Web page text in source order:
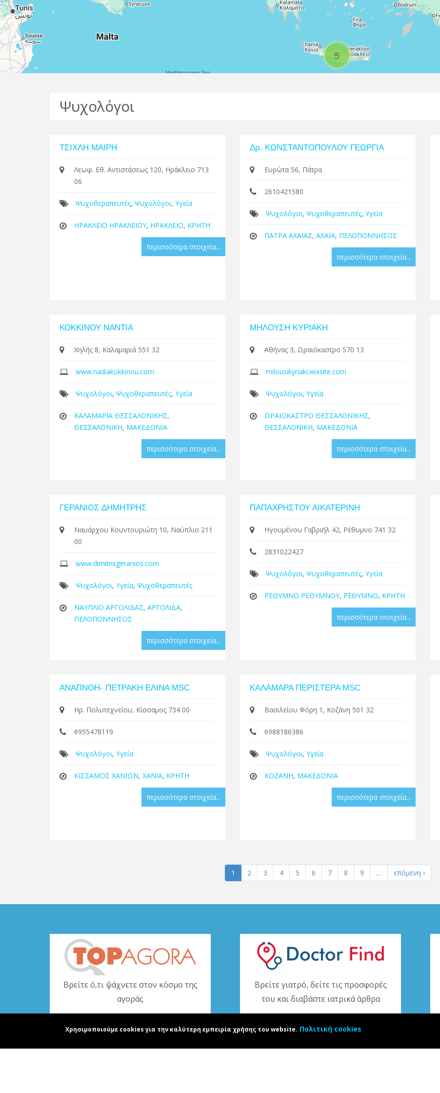
5
Ψυχολόγοι
ΤΣΙΧΛΗ ΜΑΙΡΗ
Λεωφ. Εθ. Αντιστάσεως 120, Ηράκλειο 713
06
Ψυχοθεραπευτές, Ψυχολόγοι, Υγεία
ΗΡΑΚΛΕΙΟ ΗΡΑΚΛΕΙΟΥ, ΗΡΑΚΛΕΙΟ, ΚΡΗΤΗ
περισσότερα στοιχεία...
Δρ. ΚΩΝΣΤΑΝΤΟΠΟΥΛΟΥ ΓΕΩΡΓΙΑ
Ευρώτα 56, Πάτρα
2610421580
Ψυχολόγοι, Ψυχοθεραπευτές, Υγεία
ΠΑΤΡΑ ΑΧΑΪΑΣ, ΑΧΑΪΑ, ΠΕΛΟΠΟΝΝΗΣΟΣ
περισσότερα στοιχεία...
ΚΟΚΚΙΝΟΥ ΝΑΝΤΙΑ
Χηλής 8, Καλαμαριά 551 32
www.nadiakokkinou.com
Ψυχολόγοι, Ψυχοθεραπευτές, Υγεία
ΚΑΛΑΜΑΡΙΑ ΘΕΣΣΑΛΟΝΙΚΗΣ,
ΘΕΣΣΑΛΟΝΙΚΗ, ΜΑΚΕΔΟΝΙΑ
περισσότερα στοιχεία...
ΜΗΛΟΥΣΗ ΚΥΡΙΑΚΗ
Αθήνας 3, Ωραιόκαστρο 570 13
milousikyriaki.wixsite.com
Ψυχολόγοι, Υγεία
ΩΡΑΙΟΚΑΣΤΡΟ ΘΕΣΣΑΛΟΝΙΚΗΣ,
ΘΕΣΣΑΛΟΝΙΚΗ, ΜΑΚΕΔΟΝΙΑ
περισσότερα στοιχεία...
ΓΕΡΑΝΙΟΣ ΔΗΜΗΤΡΗΣ
Ναυάρχου Κουντουριώτη 10, Ναύπλιο 211
00
www.dimitrisgeranios.com
Ψυχολόγοι, Υγεία, Ψυχοθεραπευτές
ΝΑΥΠΛΙΟ ΑΡΓΟΛΙΔΑΣ, ΑΡΓΟΛΙΔΑ,
ΠΕΛΟΠΟΝΝΗΣΟΣ
περισσότερα στοιχεία...
ΠΑΠΑΧΡΗΣΤΟΥ ΑΙΚΑΤΕΡΙΝΗ
Ηγουμένου Γαβριήλ 42, Ρέθυμνο 741 32
2831022427
Ψυχολόγοι, Ψυχοθεραπευτές, Υγεία
ΡΕΘΥΜΝΟ ΡΕΘΥΜΝΟΥ, ΡΕΘΥΜΝΟ, ΚΡΗΤΗ
περισσότερα στοιχεία...
ΑΝΑΠΝΟΗ- ΠΕΤΡΑΚΗ ΕΛΙΝΑ MSC
Ηρ. Πολυτεχνείου, Κίσσαμος 734 00
6955478119
Ψυχολόγοι, Υγεία
ΚΙΣΣΑΜΟΣ ΧΑΝΙΩΝ, ΧΑΝΙΑ, ΚΡΗΤΗ
περισσότερα στοιχεία...
ΚΑΛΑΜΑΡΑ ΠΕΡΙΣΤΕΡΑ MSC
Βασιλείου Φόρη 1, Κοζάνη 501 32
6988186386
Ψυχολόγοι, Υγεία
ΚΟΖΑΝΗ, ΜΑΚΕΔΟΝΙΑ
περισσότερα στοιχεία...
1 2 3 4 5 6 7 8 9 … επόμενη ›
Βρείτε ό,τι ψάχνετε στον κόσμο της
αγοράς
Βρείτε γιατρό, δείτε τις προσφορές
του και διαβάστε ιατρικά άρθρα
Χρησιμοποιούμε cookies για την καλύτερη εμπειρία χρήσης του website. Πολιτική cookies